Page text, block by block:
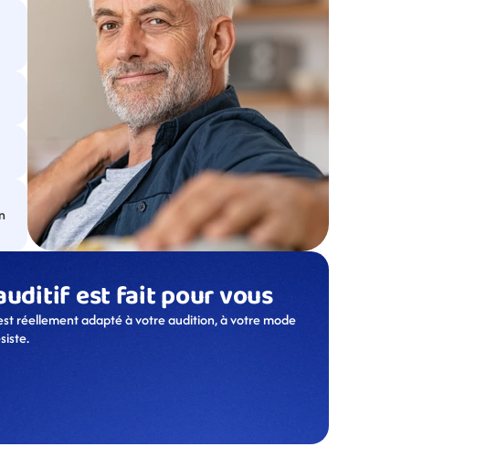
est fait pour vous
réellement adapté à votre audition, à votre mode